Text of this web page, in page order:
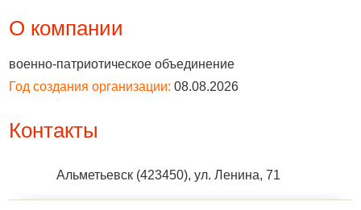
О компании
военно-патриотическое объединение
Год создания организации: 08.08.2026
Контакты
Альметьевск (423450), ул. Ленина, 71